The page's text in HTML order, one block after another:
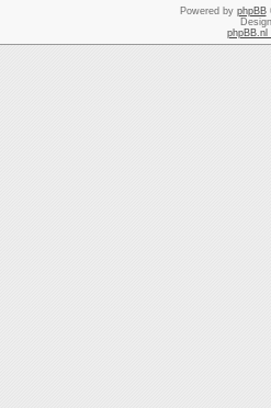
Powered by phpBB
phpBB.nl